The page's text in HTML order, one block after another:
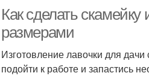
Как сделать
размерами
Изготовление лавочки для
подойти к работе и запастись